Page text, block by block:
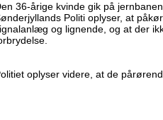
36-årige kvinde gik på
Politi oplyser, at
og lignende, og at der
oplyser videre, at de